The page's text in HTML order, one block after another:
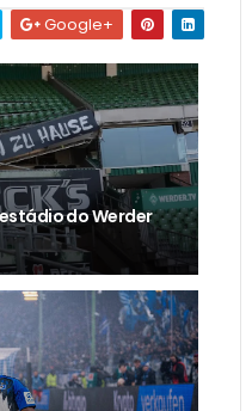
Google+
do Werder